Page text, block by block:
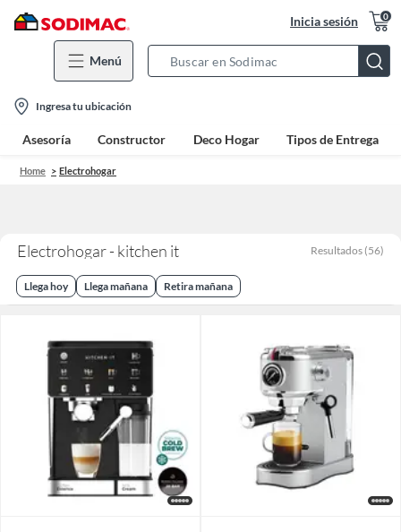
Inicia sesión 0
Menú
Bar
location-
icon
Ingresa tu ubicación
Asesoría Constructor Deco Hogar Tipos de Entrega
Home Electrohogar
Electrohogar - kitchen it Resultados (56)
Llega hoy Llega mañana Retira mañana